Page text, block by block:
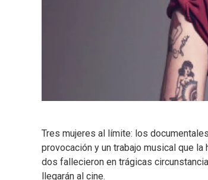
Tres mujeres al límite: los
provocación y un trabajo musical que
dos fallecieron en trágicas
llegarán al cine.